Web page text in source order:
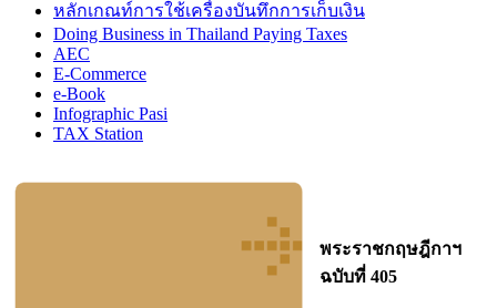
หลักเกณท์การใช้เครื่องบันทึกการเก็บเงิน
Doing Business in Thailand Paying Taxes
AEC
E-Commerce
e-Book
Infographic Pasi
TAX Station
พระราชกฤษฎีกาฯ
ฉบับที่ 405